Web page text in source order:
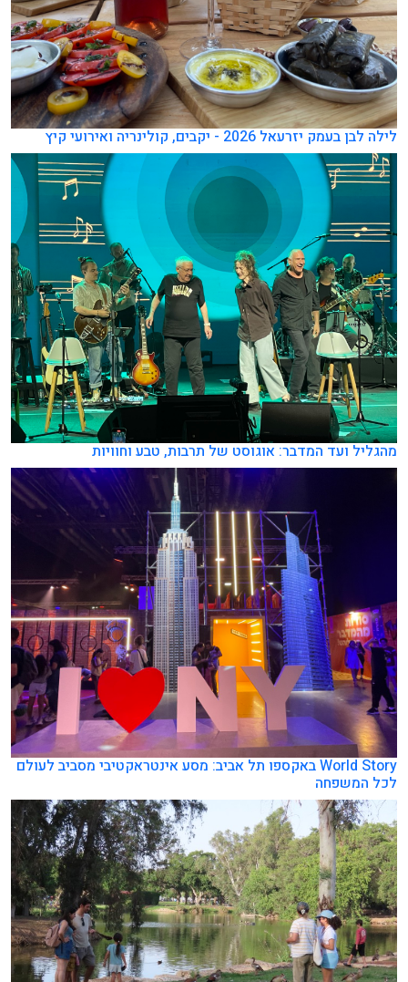
לילה לבן בעמק יזרעאל 2026 - יקבים, קולינריה ואירועי קיץ
מהגליל ועד המדבר: אוגוסט של תרבות, טבע וחוויות
World Story באקספו תל אביב: מסע אינטראקטיבי מסביב לעולם
לכל המשפחה